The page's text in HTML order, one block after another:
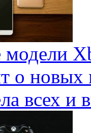
о
всех и